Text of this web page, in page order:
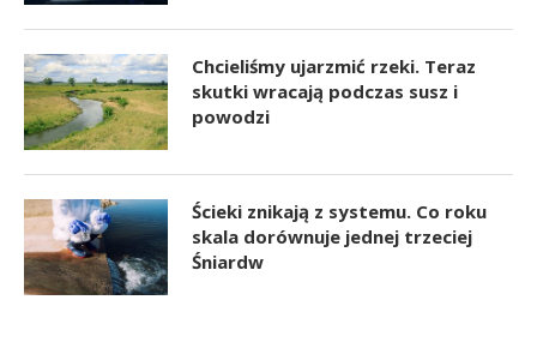
Chcieliśmy ujarzmić rzeki. Teraz
skutki wracają podczas susz i
powodzi
Ścieki znikają z systemu. Co roku
skala dorównuje jednej trzeciej
Śniardw